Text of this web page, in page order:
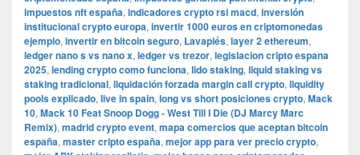
impuestos nft españa, indicadores crypto rsi macd, inversión
institucional crypto europa, invertir 1000 euros en criptomonedas
ejemplo, invertir en bitcoin seguro, Lavapiés, layer 2 ethereum,
ledger nano s vs nano x, ledger vs trezor, legislacion cripto espana
2025, lending crypto como funciona, lido staking, liquid staking vs
staking tradicional, liquidación forzada margin call crypto, liquidity
pools explicado, live in spain, long vs short posiciones crypto, Mack
10, Mack 10 Feat Snoop Dogg - West Till I Die (DJ Marcy Marc
Remix), madrid crypto event, mapa comercios que aceptan bitcoin
españa, master cripto españa, mejor app para ver precio crypto,